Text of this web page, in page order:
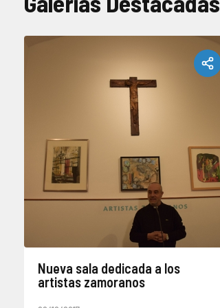
Nueva sala dedicada a los
artistas zamoranos